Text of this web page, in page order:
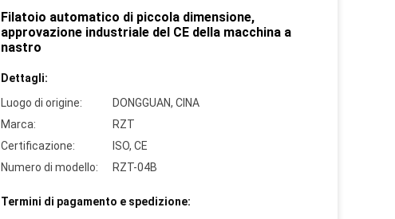
Filatoio automatico di piccola dimensione,
approvazione industriale del CE della macchina a
nastro
Dettagli:
Luogo di origine:
DONGGUAN, CINA
Marca:
RZT
Certificazione:
ISO, CE
Numero di modello:
RZT-04B
Termini di pagamento e spedizione: